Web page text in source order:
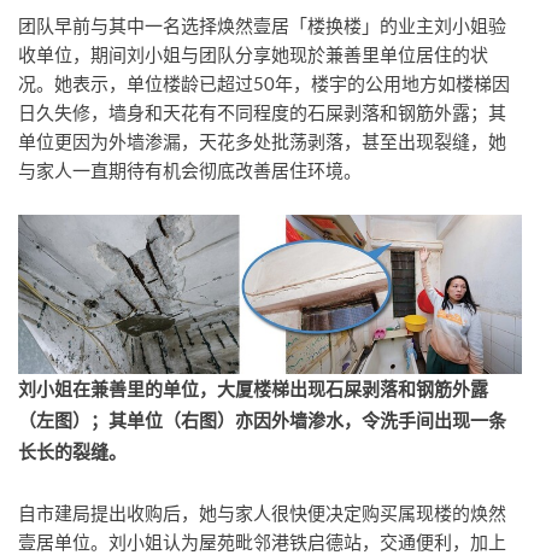
团队早前与其中一名选择焕然壹居「楼换楼」的业主刘小姐验
收单位，期间刘小姐与团队分享她现於兼善里单位居住的状
况。她表示，单位楼龄已超过50年，楼宇的公用地方如楼梯因
日久失修，墙身和天花有不同程度的石屎剥落和钢筋外露；其
单位更因为外墙渗漏，天花多处批荡剥落，甚至出现裂缝，她
与家人一直期待有机会彻底改善居住环境。
刘小姐在兼善里的单位，大厦楼梯出现石屎剥落和钢筋外露
（左图）；其单位（右图）亦因外墙渗水，令洗手间出现一条
长长的裂缝。
自市建局提出收购后，她与家人很快便决定购买属现楼的焕然
壹居单位。刘小姐认为屋苑毗邻港铁启德站，交通便利，加上